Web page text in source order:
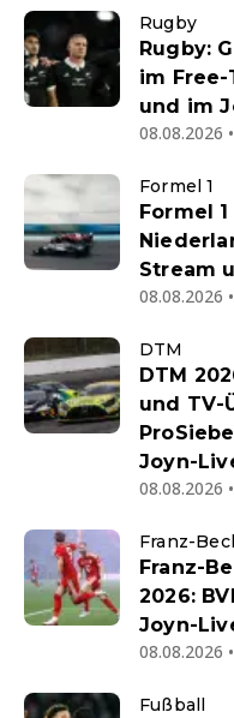
Rugby
Rugby:
im Free-
und im
08.08.2026
Formel 1
Formel
Stream
08.08.2026
DTM
DTM
und TV-
Joyn-
08.08.2026
Franz-
Franz-
2026:
Joyn-
08.08.2026
Fußball